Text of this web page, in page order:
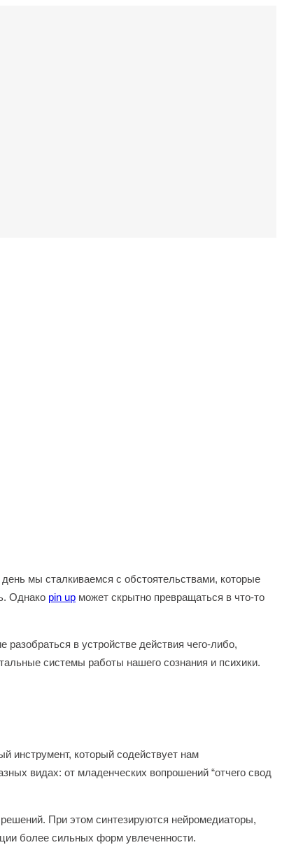
мы сталкиваемся с обстоятельствами, которые
Однако pin up может скрытно превращаться в что-то
в устройстве действия чего-либо,
системы работы нашего сознания и психики.
инструмент, который содействует нам
видах: от младенческих вопрошений “отчего свод
решений. При этом синтезируются нейромедиаторы,
более сильных форм увлеченности.